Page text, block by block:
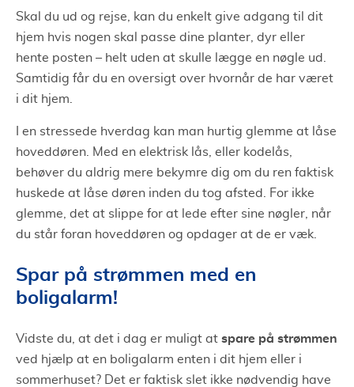
Skal du ud og rejse, kan du enkelt give adgang til dit
hjem hvis nogen skal passe dine planter, dyr eller
hente posten – helt uden at skulle lægge en nøgle ud.
Samtidig får du en oversigt over hvornår de har været
i dit hjem.
I en stressede hverdag kan man hurtig glemme at låse
hoveddøren. Med en elektrisk lås, eller kodelås,
behøver du aldrig mere bekymre dig om du ren faktisk
huskede at låse døren inden du tog afsted. For ikke
glemme, det at slippe for at lede efter sine nøgler, når
du står foran hoveddøren og opdager at de er væk.
Spar på strømmen med en
boligalarm!
Vidste du, at det i dag er muligt at spare på strømmen
ved hjælp at en boligalarm enten i dit hjem eller i
sommerhuset? Det er faktisk slet ikke nødvendig have